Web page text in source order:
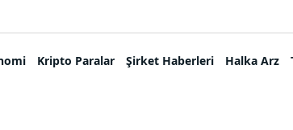
Kripto Paralar Şirket Haberleri Halka Arz